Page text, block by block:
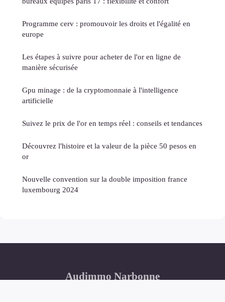
Programme cerv : promouvoir les droits et l'égalité en
europe
Les étapes à suivre pour acheter de l'or en ligne de
manière sécurisée
Gpu minage : de la cryptomonnaie à l'intelligence
artificielle
Suivez le prix de l'or en temps réel : conseils et tendances
Découvrez l'histoire et la valeur de la pièce 50 pesos en
or
Nouvelle convention sur la double imposition france
luxembourg 2024
Audimmo Narbonne